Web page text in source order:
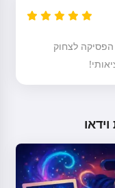
לצחוק
תנאי השירות,